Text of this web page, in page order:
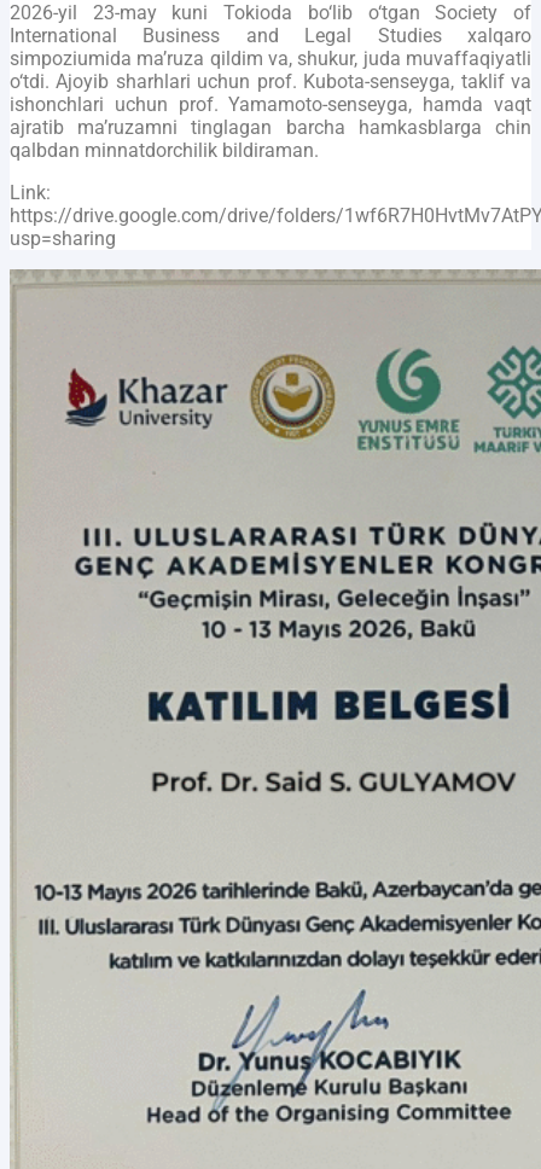
2026-yil 23-may kuni Tokioda bo‘lib o‘tgan Society of
International Business and Legal Studies xalqaro
simpoziumida ma’ruza qildim va, shukur, juda muvaffaqiyatli
o‘tdi. Ajoyib sharhlari uchun prof. Kubota-senseyga, taklif va
ishonchlari uchun prof. Yamamoto-senseyga, hamda vaqt
ajratib ma’ruzamni tinglagan barcha hamkasblarga chin
qalbdan minnatdorchilik bildiraman.
Link:
https://drive.google.com/drive/folders/
usp=sharing